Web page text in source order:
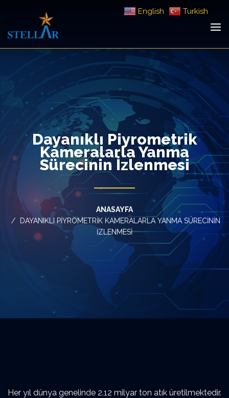
Dayanıklı Piyrometrik
Kameralarla Yanma
Sürecinin İzlenmesi
ANASAYFA
DAYANIKLI PIYROMETRIK KAMERALARLA YANMA SÜRECININ
İZLENMESI
Her yıl dünya genelinde 2.12 milyar ton atık üretilmektedir.
English Turkish